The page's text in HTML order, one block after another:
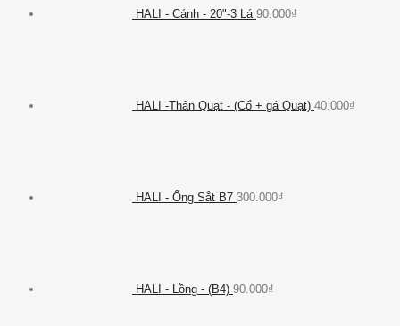
HALI - Cánh - 20"-3 Lá 90.000₫
HALI -Thân Quạt - (Cổ + gá Quạt) 40.000₫
HALI - Ống Sẳt B7 300.000₫
HALI - Lồng - (B4) 90.000₫